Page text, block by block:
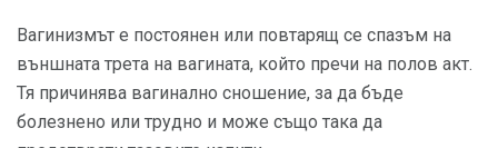
Вагинизмът е постоянен или повтарящ се спазъм на
външната трета на вагината, който пречи на полов акт.
Тя причинява вагинално сношение, за да бъде
болезнено или трудно и може също така да